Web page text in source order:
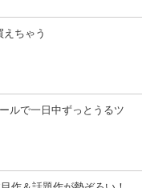
ちゃう
ルで一日中ずっとうるツ